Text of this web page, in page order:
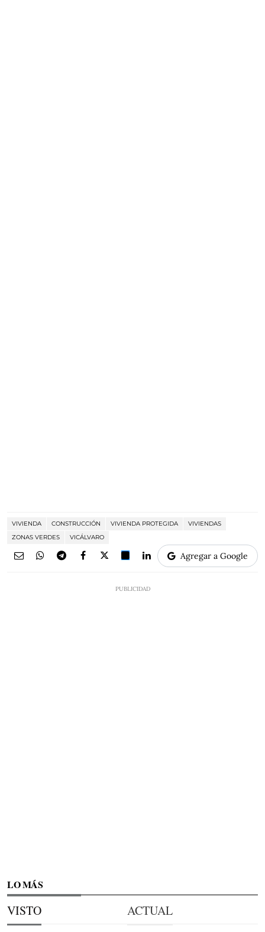
VIVIENDA CONSTRUCCIÓN VIVIENDA PROTEGIDA
VIVIENDAS
ZONAS VERDES
VICÁLVARO
Agregar a Google
LO MÁS
VISTO ACTUAL